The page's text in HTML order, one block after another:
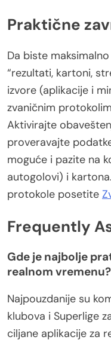
Praktične
Da biste
“rezultati, kartoni,
izvore (aplikacije i
zvaničnim
Aktivirajte
proveravajte
moguće i pazite na
autogolovi) i
protokole posetite
Frequently
Gde je najbolje
realnom vremenu?
Najpouzdanije su
klubova i Superlige
ciljane aplikacije za